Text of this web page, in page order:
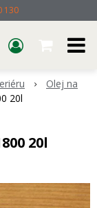
130
Olej na
20l
20l